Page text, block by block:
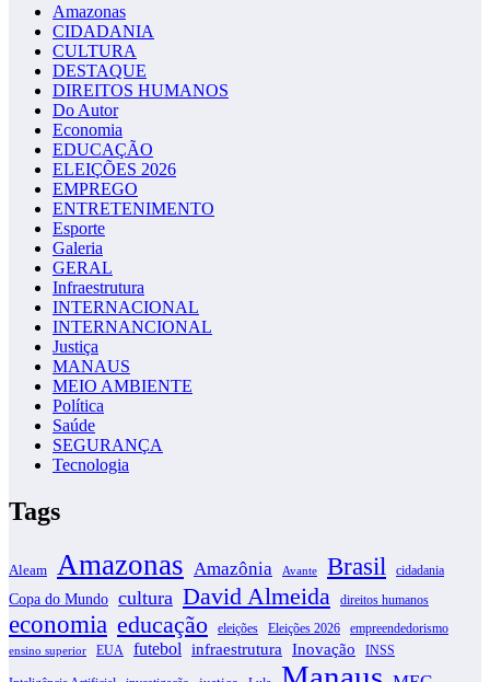
Amazonas
CIDADANIA
CULTURA
DESTAQUE
DIREITOS HUMANOS
Do Autor
Economia
EDUCAÇÃO
ELEIÇÕES 2026
EMPREGO
ENTRETENIMENTO
Esporte
Galeria
GERAL
Infraestrutura
INTERNACIONAL
INTERNANCIONAL
Justiça
MANAUS
MEIO AMBIENTE
Política
Saúde
SEGURANÇA
Tecnologia
Tags
Aleam Amazonas Amazônia Avante Brasil cidadania
Copa do Mundo cultura David Almeida direitos humanos
economia educação eleições Eleições 2026 empreendedorismo
ensino superior EUA futebol infraestrutura Inovação INSS